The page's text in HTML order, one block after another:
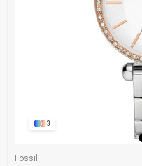
3
Fossil